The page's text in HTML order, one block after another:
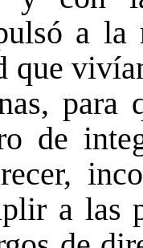
a la
que
para
de
a las